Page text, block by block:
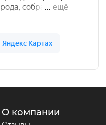
О компании